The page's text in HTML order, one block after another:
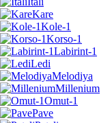
Kare
Kole-1
Korso-1
Labirint-1
Ledi
Melodiya
Millenium
Omut-1
Pave